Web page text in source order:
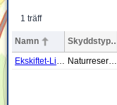
1 träff
Namn Skyddstyp
Ekskiftet-Linneskogen
Naturreservat